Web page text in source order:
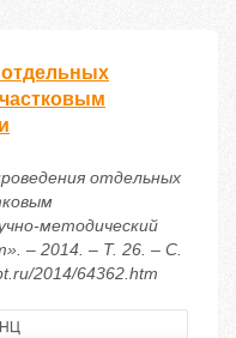
отдельных
методический
– 2014. – Т. 26. – С.
2014/64362.htm